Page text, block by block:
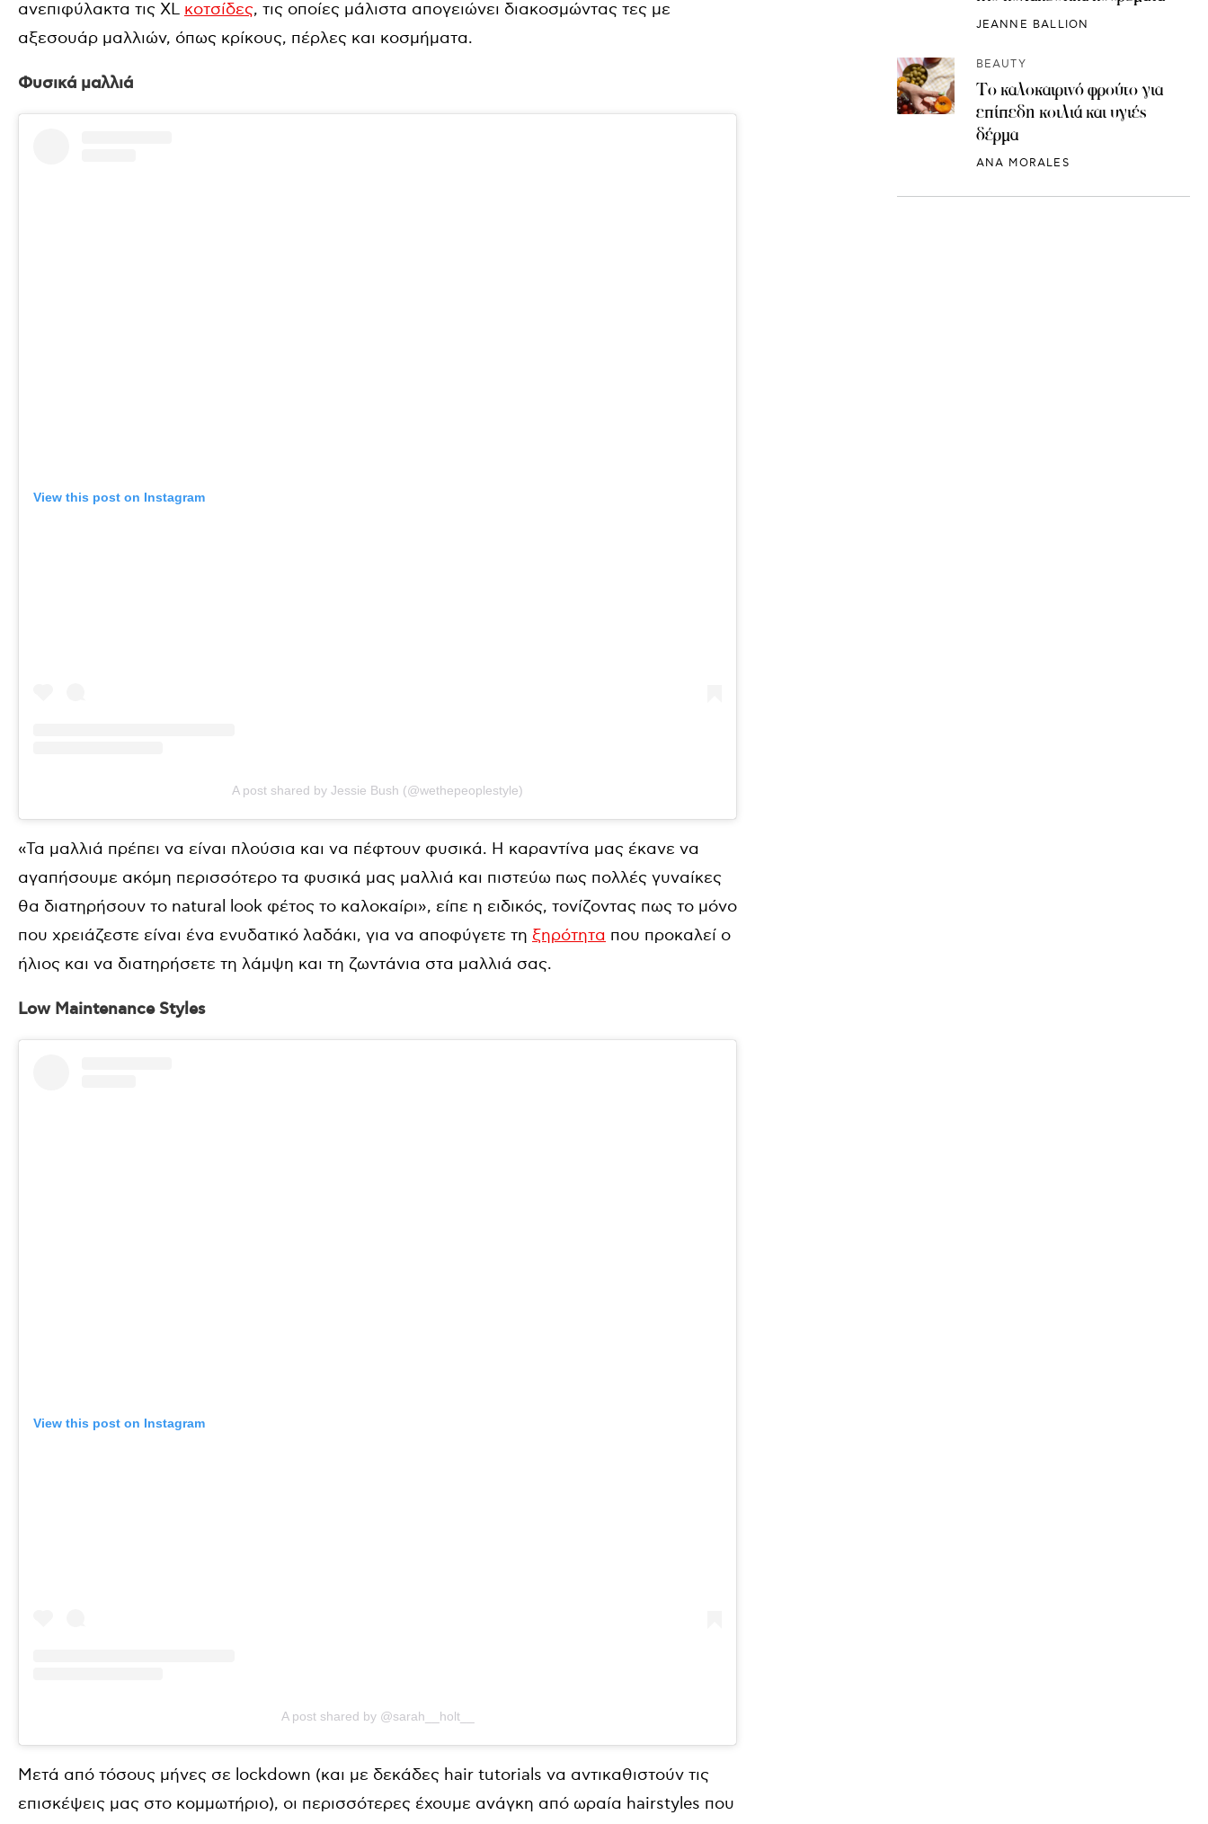
ανεπιφύλακτα τις XL κοτσίδες, τις οποίες μάλιστα απογειώνει διακοσμώντας τες με
αξεσουάρ μαλλιών, όπως κρίκους, πέρλες και κοσμήματα.
Φυσικά μαλλιά
View this post on Instagram
A post shared by Jessie Bush (@wethepeoplestyle)
«Τα μαλλιά πρέπει να είναι πλούσια και να πέφτουν φυσικά. Η καραντίνα μας έκανε να
αγαπήσουμε ακόμη περισσότερο τα φυσικά μας μαλλιά και πιστεύω πως πολλές γυναίκες
θα διατηρήσουν το natural look φέτος το καλοκαίρι», είπε η ειδικός, τονίζοντας πως το μόνο
που χρειάζεστε είναι ένα ενυδατικό λαδάκι, για να αποφύγετε τη ξηρότητα που προκαλεί ο
ήλιος και να διατηρήσετε τη λάμψη και τη ζωντάνια στα μαλλιά σας.
Low Maintenance Styles
View this post on Instagram
A post shared by @sarah__holt__
Μετά από τόσους μήνες σε lockdown (και με δεκάδες hair tutorials να αντικαθιστούν τις
επισκέψεις μας στο κομμωτήριο), οι περισσότερες έχουμε ανάγκη από ωραία hairstyles που
JEANNE BALLION
BEAUTY
Το καλοκαιρινό φρούτο για
επίπεδη κοιλιά και υγιές
δέρμα
ANA MORALES